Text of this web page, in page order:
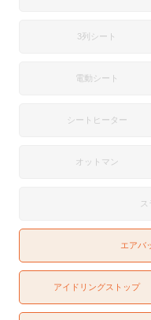
3列シート
電動シート
シートヒーター
オットマン
エアバ
アイドリングストップ